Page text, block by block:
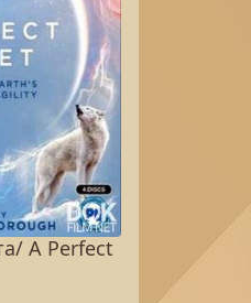
A Perfect